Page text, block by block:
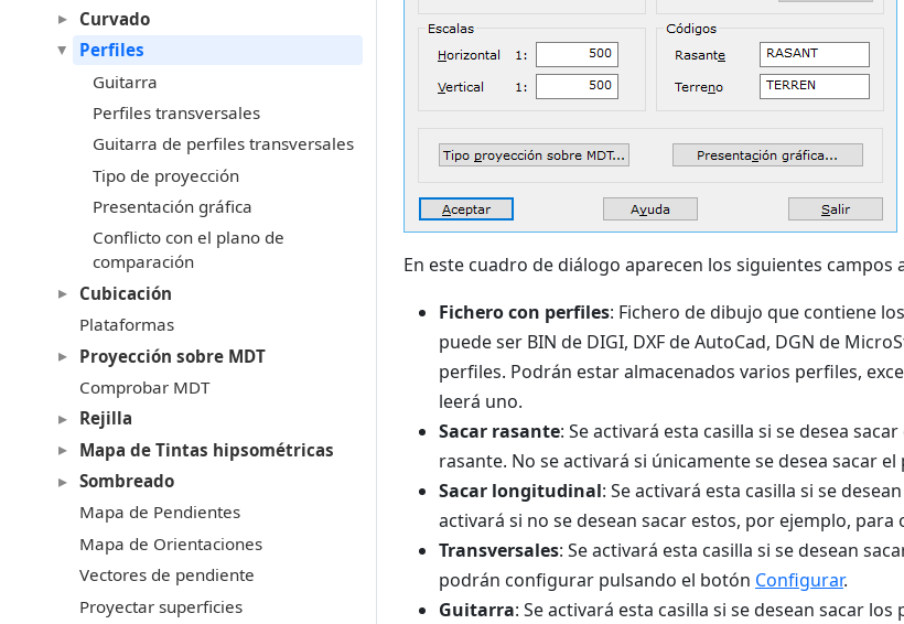
Curvado
Perfiles
Guitarra
Perfiles transversales
Guitarra de perfiles transversales
Tipo de proyección
Presentación gráfica
Conflicto con el plano de
comparación
Cubicación
Plataformas
Proyección sobre MDT
Comprobar MDT
Rejilla
Mapa de Tintas hipsométricas
Sombreado
Mapa de Pendientes
Mapa de Orientaciones
Vectores de pendiente
Proyectar superficies
En este cuadro de diálogo aparecen los siguientes campos
Fichero con perfiles: Fichero de dibujo que contiene
puede ser BIN de DIGI, DXF de AutoCad, DGN de
perfiles. Podrán estar almacenados varios perfiles,
leerá uno.
Sacar rasante: Se activará esta casilla si se desea
rasante. No se activará si únicamente se desea sacar
Sacar longitudinal: Se activará esta casilla si se
activará si no se desean sacar estos, por ejemplo,
Transversales: Se activará esta casilla si se desean
podrán configurar pulsando el botón Configurar.
Guitarra: Se activará esta casilla si se desean sacar